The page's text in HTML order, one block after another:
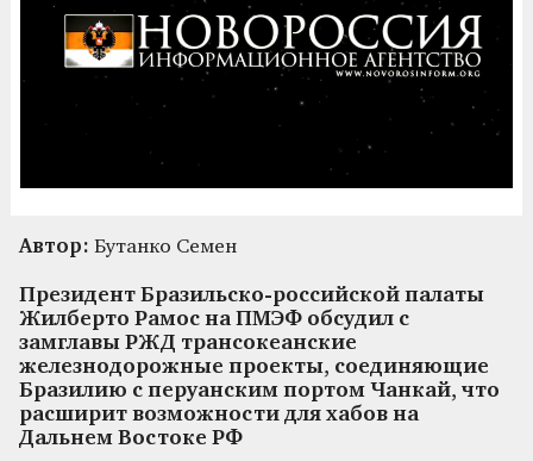
Автор: Бутанко Семен
Президент Бразильско-российской палаты
Жилберто Рамос на ПМЭФ обсудил с
замглавы РЖД трансокеанские
железнодорожные проекты, соединяющие
Бразилию с перуанским портом Чанкай, что
расширит возможности для хабов на
Дальнем Востоке РФ